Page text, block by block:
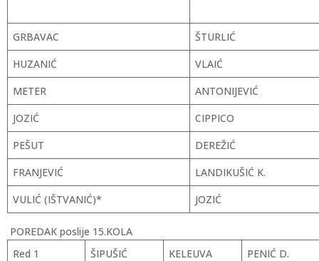
GRBAVAC
ŠTURLIĆ
HUZANIĆ
VLAIĆ
METER
ANTONIJEVIĆ
JOZIĆ
CIPPICO
PEŠUT
DEREŽIĆ
FRANJEVIĆ
LANDIKUŠIĆ K.
VULIĆ (IŠTVANIĆ)*
JOZIĆ
POREDAK poslije 15.KOLA
Red 1
ŠIPUŠIĆ KELEUVA
PENIĆ D.